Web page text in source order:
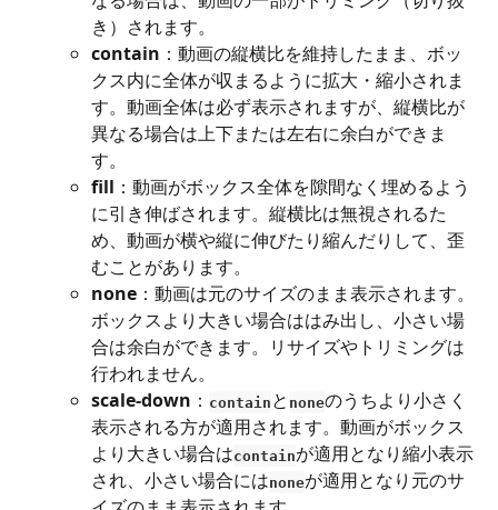
き）されます。
contain ：動画の縦横比を維持したまま、ボッ
クス内に全体が収まるように拡大・縮小されま
す。動画全体は必ず表示されますが、縦横比が
異なる場合は上下または左右に余白ができま
す。
fill ：動画がボックス全体を隙間なく埋めるよう
に引き伸ばされます。縦横比は無視されるた
め、動画が横や縦に伸びたり縮んだりして、歪
むことがあります。
none ：動画は元のサイズのまま表示されます。
ボックスより大きい場合ははみ出し、小さい場
合は余白ができます。リサイズやトリミングは
行われません。
scale-down ： contain と noneのうちより小さく
表示される方が適用されます。動画がボックス
より大きい場合はcontainが適用となり縮小表示
され、小さい場合にはnoneが適用となり元のサ